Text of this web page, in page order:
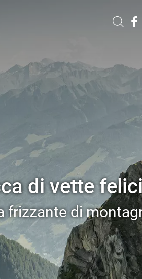
di vette
frizzante di